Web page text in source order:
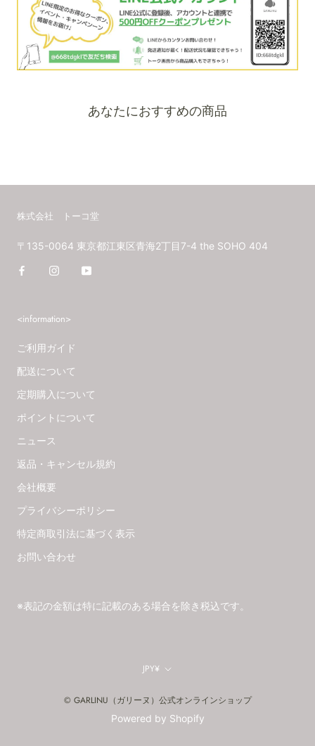
あなたにおすすめの商品
株式会社 トーコ堂
〒135-0064 東京都江東区青海2丁目7-4 the SOHO 404
<information>
ご利用ガイド
配送について
定期購入について
ポイントについて
ニュース
返品・キャンセル規約
会社概要
プライバシーポリシー
特定商取引法に基づく表示
お問い合わせ
※表記の金額は特に記載のある場合を除き税込です。
通
JPY¥
© GARLINU（ガリーヌ）公式オンラインショップ
Powered by Shopify